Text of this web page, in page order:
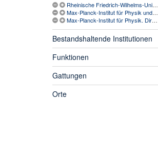
Rheinische Friedrich-Wilhelms-Universität Bonn. Physikalisches Institut
Max-Planck-Institut für Physik und Astrophysik (1958-1991)
Max-Planck-Institut für Physik. Direktion. Sekretariat
Bestandshaltende Institutionen
Funktionen
Gattungen
Orte